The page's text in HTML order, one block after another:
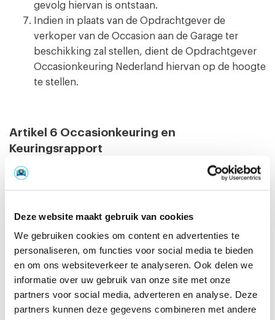
Deze website maakt gebruik van cookies
We gebruiken cookies om content en advertenties te
personaliseren, om functies voor social media te bieden
en om ons websiteverkeer te analyseren. Ook delen we
informatie over uw gebruik van onze site met onze
partners voor social media, adverteren en analyse. Deze
partners kunnen deze gegevens combineren met andere
gevolg hiervan is ontstaan.
Indien in plaats van de Opdrachtgever de
verkoper van de Occasion aan de Garage ter
beschikking zal stellen, dient de Opdrachtgever
Occasionkeuring Nederland hiervan op de hoogte
te stellen.
Artikel 6 Occasionkeuring en
Keuringsrapport
De Occasionkeuring wordt door de Garage onder
een vast keuringsprotocol. In het geval de
”Compact Occasionkeuring” bestaat de
onderdelen a tot en met g. In het geval de
Opdrachtgever heeft gekozen voor een ”All-in
Occasionkeuring” bestaat de Occasionkeuring uit